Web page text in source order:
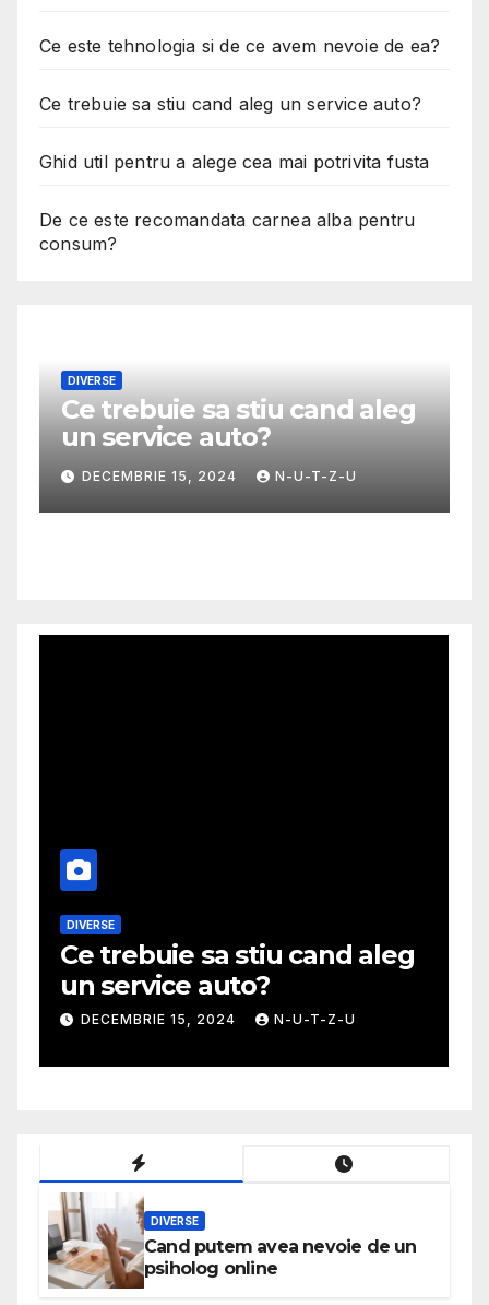
Ce este tehnologia si de ce avem nevoie de ea?
Ce trebuie sa stiu cand aleg un service auto?
Ghid util pentru a alege cea mai potrivita fusta
De ce este recomandata carnea alba pentru
consum?
DIVERSE
Ce trebuie sa stiu cand aleg
un service auto?
DECEMBRIE 15, 2024 N-U-T-Z-U
DIVERSE
Ce trebuie sa stiu cand aleg
un service auto?
DECEMBRIE 15, 2024 N-U-T-Z-U
DIVERSE
Cand putem avea nevoie de un
psiholog online